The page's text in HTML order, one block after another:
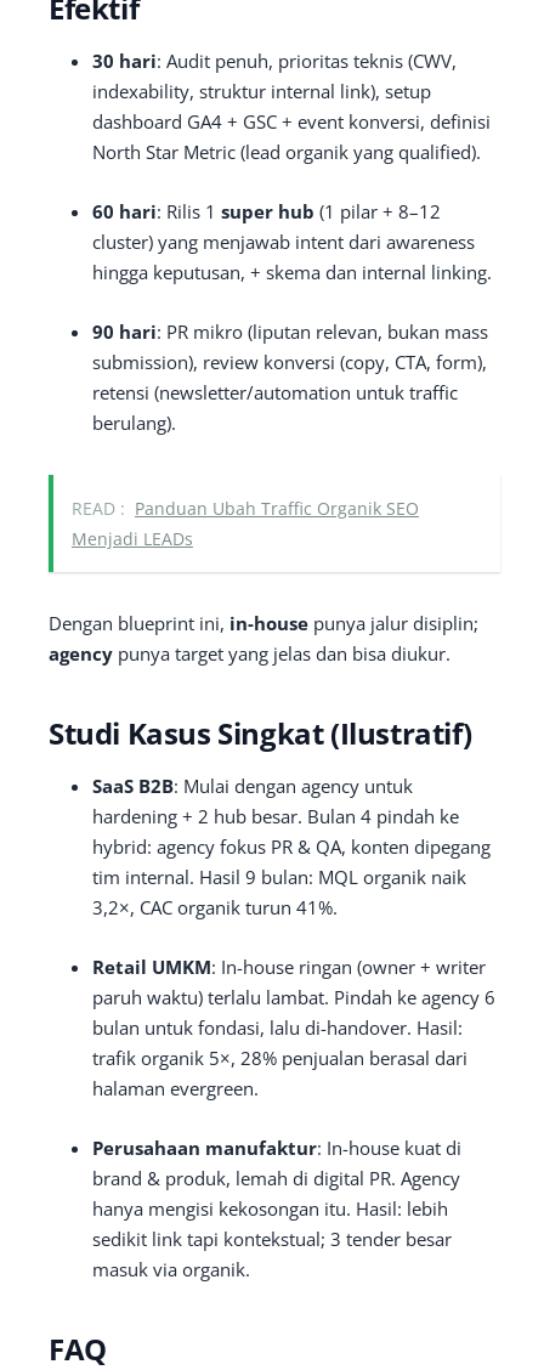
30 hari: Audit penuh, prioritas teknis (CWV,
indexability, struktur internal link), setup
dashboard GA4 + GSC + event konversi, definisi
North Star Metric (lead organik yang qualified).
60 hari: Rilis 1 super hub (1 pilar + 8–12
cluster) yang menjawab intent dari awareness
hingga keputusan, + skema dan internal linking.
90 hari: PR mikro (liputan relevan, bukan mass
submission), review konversi (copy, CTA, form),
retensi (newsletter/automation untuk traffic
berulang).
READ : Panduan Ubah Traffic Organik SEO
Menjadi LEADs
Dengan blueprint ini, in-house punya jalur disiplin;
agency punya target yang jelas dan bisa diukur.
Studi Kasus Singkat (Ilustratif)
SaaS B2B: Mulai dengan agency untuk
hardening + 2 hub besar. Bulan 4 pindah ke
hybrid: agency fokus PR & QA, konten dipegang
tim internal. Hasil 9 bulan: MQL organik naik
3,2×, CAC organik turun 41%.
Retail UMKM: In-house ringan (owner + writer
paruh waktu) terlalu lambat. Pindah ke agency 6
bulan untuk fondasi, lalu di-handover. Hasil:
trafik organik 5×, 28% penjualan berasal dari
halaman evergreen.
Perusahaan manufaktur: In-house kuat di
brand & produk, lemah di digital PR. Agency
hanya mengisi kekosongan itu. Hasil: lebih
sedikit link tapi kontekstual; 3 tender besar
masuk via organik.
FAQ